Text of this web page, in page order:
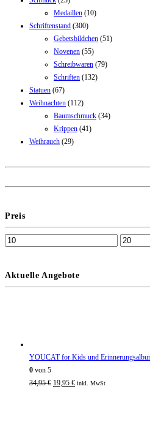
Medaillen (10)
Schriftenstand (300)
Gebetsbildchen (51)
Novenen (55)
Schreibwaren (79)
Schriften (132)
Statuen (67)
Weihnachten (112)
Baumschmuck (34)
Krippen (41)
Weihrauch (29)
Preis
Aktuelle Angebote
YOUCAT for Kids und
0 von 5
34,95€ 19,95 € inkl. MwSt